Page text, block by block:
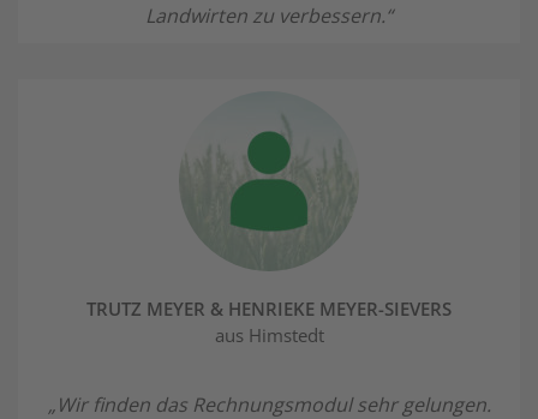
Landwirten zu verbessern.“
TRUTZ MEYER & HENRIEKE MEYER-SIEVERS
aus Himstedt
„Wir finden das Rechnungsmodul sehr gelungen.